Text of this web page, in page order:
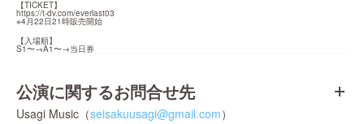
https://t-dv.com/everlast03
※4月22日21時販売開始
【入場順】
S1〜→A1〜→当日券
公演に関するお問合せ先
Usagi Music（seisakuusagi@gmail.com）